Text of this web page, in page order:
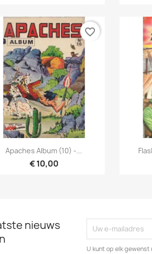
Snel bekijken
Apaches Album (10) -...
€ 10,00
favorite_border
nieuws
U kunt op elk